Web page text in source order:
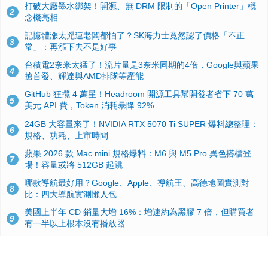
2
打破大廠墨水綁架！開源、無 DRM 限制的「Open Printer」概
念機亮相
3
記憶體漲太兇連老闆都怕了？SK海力士竟然認了價格「不正
常」：再漲下去不是好事
4
台積電2奈米太猛了！流片量是3奈米同期的4倍，Google與蘋果
搶首發、輝達與AMD排隊等產能
5
GitHub 狂攬 4 萬星！Headroom 開源工具幫開發者省下 70 萬
美元 API 費，Token 消耗暴降 92%
6
24GB 大容量來了！NVIDIA RTX 5070 Ti SUPER 爆料總整理：
規格、功耗、上市時間
7
蘋果 2026 款 Mac mini 規格爆料：M6 與 M5 Pro 異色搭檔登
場！容量或將 512GB 起跳
8
哪款導航最好用？Google、Apple、導航王、高德地圖實測對
比：四大導航實測懶人包
9
美國上半年 CD 銷量大增 16%：增速約為黑膠 7 倍，但購買者
有一半以上根本沒有播放器